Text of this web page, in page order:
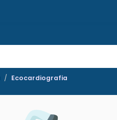
Ecocardiografia